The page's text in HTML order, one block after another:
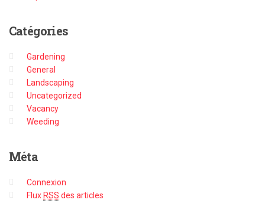
Catégories
Gardening
General
Landscaping
Uncategorized
Vacancy
Weeding
Méta
Connexion
Flux RSS des articles